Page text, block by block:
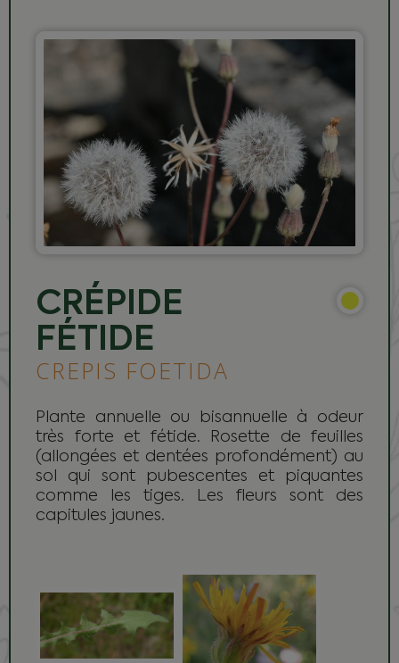
CRÉPIDE
FÉTIDE
CREPIS FOETIDA
Plante annuelle ou bisannuelle à odeur
très forte et fétide. Rosette de feuilles
(allongées et dentées profondément) au
sol qui sont pubescentes et piquantes
comme les tiges. Les fleurs sont des
capitules jaunes.